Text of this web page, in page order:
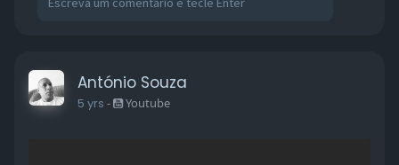
António Souza
5 yrs - Youtube